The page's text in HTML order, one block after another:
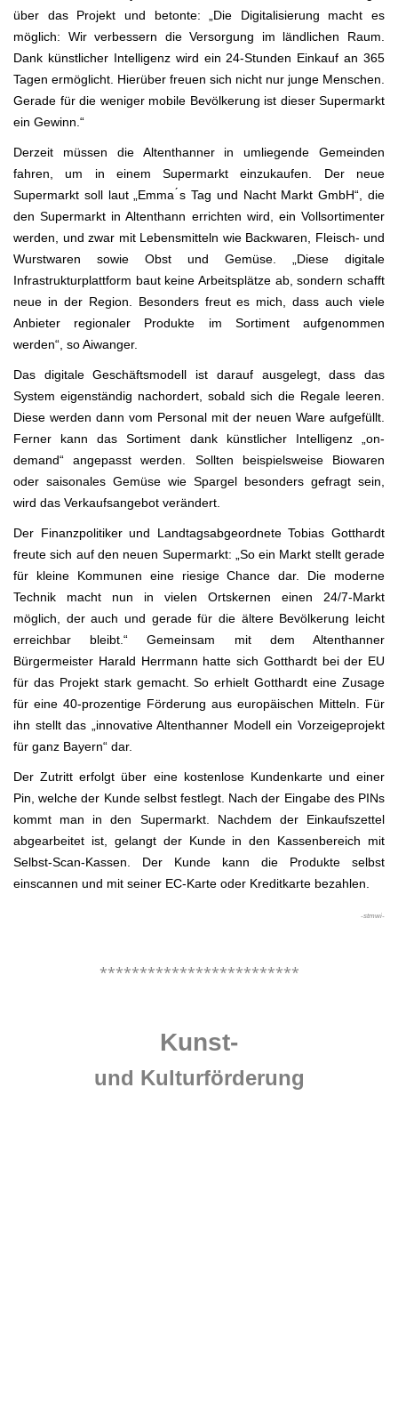
über das Projekt und betonte: „Die Digitalisierung macht es
möglich: Wir verbessern die Versorgung im ländlichen Raum.
Dank künstlicher Intelligenz wird ein 24-Stunden Einkauf an 365
Tagen ermöglicht. Hierüber freuen sich nicht nur junge Menschen.
Gerade für die weniger mobile Bevölkerung ist dieser Supermarkt
ein Gewinn.“
Derzeit müssen die Altenthanner in umliegende Gemeinden
fahren, um in einem Supermarkt einzukaufen. Der neue
Supermarkt soll laut „Emma ́s Tag und Nacht Markt GmbH“, die
den Supermarkt in Altenthann errichten wird, ein Vollsortimenter
werden, und zwar mit Lebensmitteln wie Backwaren, Fleisch- und
Wurstwaren sowie Obst und Gemüse. „Diese digitale
Infrastrukturplattform baut keine Arbeitsplätze ab, sondern schafft
neue in der Region. Besonders freut es mich, dass auch viele
Anbieter regionaler Produkte im Sortiment aufgenommen
werden“, so Aiwanger.
Das digitale Geschäftsmodell ist darauf ausgelegt, dass das
System eigenständig nachordert, sobald sich die Regale leeren.
Diese werden dann vom Personal mit der neuen Ware aufgefüllt.
Ferner kann das Sortiment dank künstlicher Intelligenz „on-
demand“ angepasst werden. Sollten beispielsweise Biowaren
oder saisonales Gemüse wie Spargel besonders gefragt sein,
wird das Verkaufsangebot verändert.
Der Finanzpolitiker und Landtagsabgeordnete Tobias Gotthardt
freute sich auf den neuen Supermarkt: „So ein Markt stellt gerade
für kleine Kommunen eine riesige Chance dar. Die moderne
Technik macht nun in vielen Ortskernen einen 24/7-Markt
möglich, der auch und gerade für die ältere Bevölkerung leicht
erreichbar bleibt.“ Gemeinsam mit dem Altenthanner
Bürgermeister Harald Herrmann hatte sich Gotthardt bei der EU
für das Projekt stark gemacht. So erhielt Gotthardt eine Zusage
für eine 40-prozentige Förderung aus europäischen Mitteln. Für
ihn stellt das „innovative Altenthanner Modell ein Vorzeigeprojekt
für ganz Bayern“ dar.
Der Zutritt erfolgt über eine kostenlose Kundenkarte und einer
Pin, welche der Kunde selbst festlegt. Nach der Eingabe des PINs
kommt man in den Supermarkt. Nachdem der Einkaufszettel
abgearbeitet ist, gelangt der Kunde in den Kassenbereich mit
Selbst-Scan-Kassen. Der Kunde kann die Produkte selbst
einscannen und mit seiner EC-Karte oder Kreditkarte bezahlen.
-stmwi-
*************************
Kunst-
und Kulturförderung